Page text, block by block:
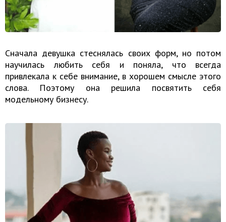
Сначала девушка стеснялась своих форм, но потом
научилась любить себя и поняла, что всегда
привлекала к себе внимание, в хорошем смысле этого
слова. Поэтому она решила посвятить себя
модельному бизнесу.